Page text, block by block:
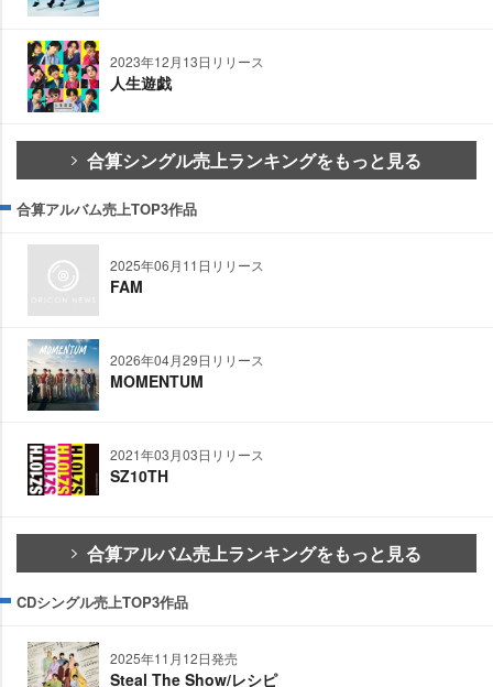
2023年12月13日リリース
人生遊戯
合算シングル売上ランキングをもっと見る
合算アルバム売上TOP3作品
2025年06月11日リリース
FAM
2026年04月29日リリース
MOMENTUM
2021年03月03日リリース
SZ10TH
合算アルバム売上ランキングをもっと見る
CDシングル売上TOP3作品
2025年11月12日発売
Steal The Show/レシピ